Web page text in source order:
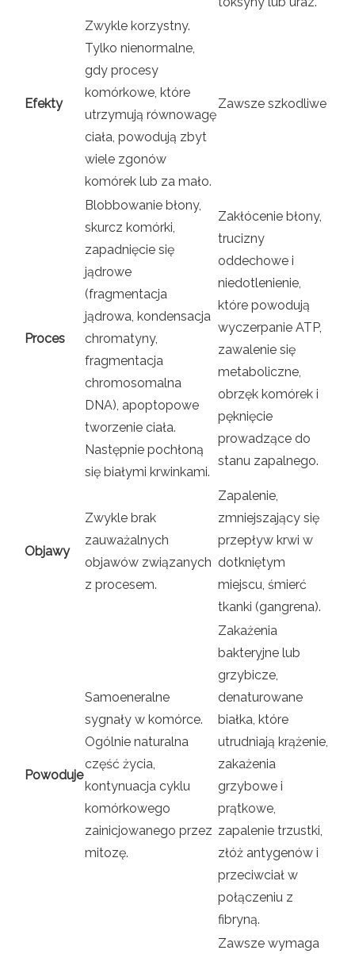
Efekty
Zwykle korzystny.
Tylko nienormalne,
gdy procesy
komórkowe, które
utrzymują równowagę
ciała, powodują zbyt
wiele zgonów
komórek lub za mało.
Zawsze szkodliwe
Proces
Blobbowanie błony,
skurcz komórki,
zapadnięcie się
jądrowe
(fragmentacja
jądrowa, kondensacja
chromatyny,
fragmentacja
chromosomalna
DNA), apoptopowe
tworzenie ciała.
Następnie pochłoną
się białymi krwinkami.
Zakłócenie błony,
trucizny
oddechowe i
niedotlenienie,
które powodują
wyczerpanie ATP,
zawalenie się
metaboliczne,
obrzęk komórek i
pęknięcie
prowadzące do
stanu zapalnego.
Objawy
Zwykle brak
zauważalnych
objawów związanych
z procesem.
Zapalenie,
zmniejszający się
przepływ krwi w
dotkniętym
miejscu, śmierć
tkanki (gangrena).
Powoduje
Samoeneralne
sygnały w komórce.
Ogólnie naturalna
część życia,
kontynuacja cyklu
komórkowego
zainicjowanego przez
mitozę.
Zakażenia
bakteryjne lub
grzybicze,
denaturowane
białka, które
utrudniają krążenie,
zakażenia
grzybowe i
prątkowe,
zapalenie trzustki,
złóż antygenów i
przeciwciał w
połączeniu z
fibryną.
Zawsze wymaga